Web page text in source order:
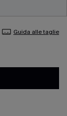
Guida alle taglie